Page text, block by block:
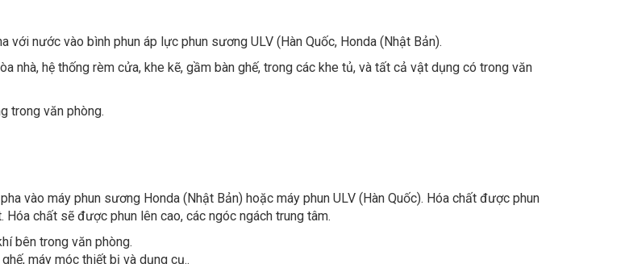
nước vào bình phun áp lực phun sương ULV (Hàn Quốc, Honda (Nhật Bản).
hệ thống rèm cửa, khe kẽ, gầm bàn ghế, trong các khe tủ, và tất cả vật dụng có trong văn
trong văn phòng.
vào máy phun sương Honda (Nhật Bản) hoặc máy phun ULV (Hàn Quốc). Hóa chất được phun
chất sẽ được phun lên cao, các ngóc ngách trung tâm.
bên trong văn phòng.
máy móc thiết bị và dụng cụ..